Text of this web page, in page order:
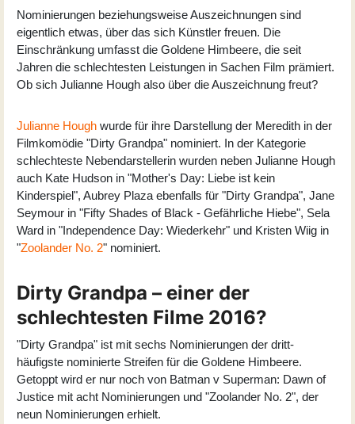
Nominierungen beziehungsweise Auszeichnungen sind
eigentlich etwas, über das sich Künstler freuen. Die
Einschränkung umfasst die Goldene Himbeere, die seit
Jahren die schlechtesten Leistungen in Sachen Film prämiert.
Ob sich Julianne Hough also über die Auszeichnung freut?
Julianne Hough wurde für ihre Darstellung der Meredith in der
Filmkomödie "Dirty Grandpa" nominiert. In der Kategorie
schlechteste Nebendarstellerin wurden neben Julianne Hough
auch Kate Hudson in "Mother's Day: Liebe ist kein
Kinderspiel", Aubrey Plaza ebenfalls für "Dirty Grandpa", Jane
Seymour in "Fifty Shades of Black - Gefährliche Hiebe", Sela
Ward in "Independence Day: Wiederkehr" und Kristen Wiig in
"Zoolander No. 2" nominiert.
Dirty Grandpa – einer der
schlechtesten Filme 2016?
"Dirty Grandpa" ist mit sechs Nominierungen der dritt-
häufigste nominierte Streifen für die Goldene Himbeere.
Getoppt wird er nur noch von Batman v Superman: Dawn of
Justice mit acht Nominierungen und "Zoolander No. 2", der
neun Nominierungen erhielt.